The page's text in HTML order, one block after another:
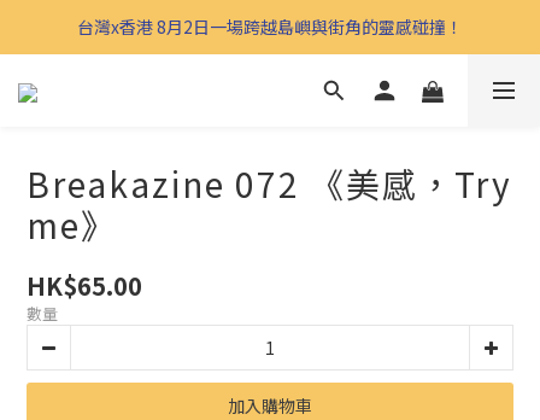
台灣x香港 8月2日一場跨越島嶼與街角的靈感碰撞！
Breakazine 072 《美感，Try
me》
HK$65.00
數量
加入購物車